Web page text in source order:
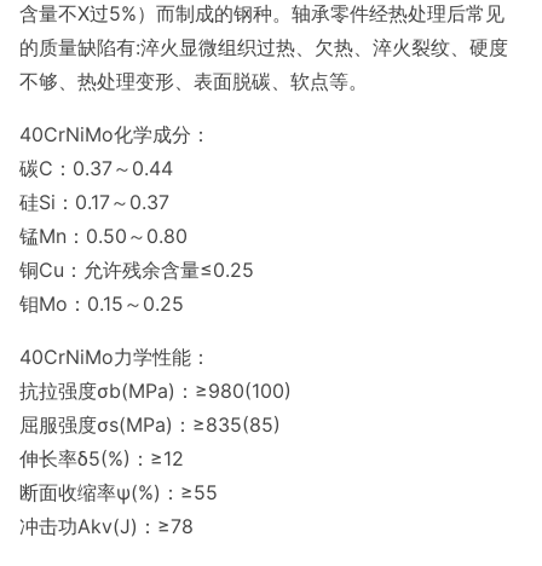
含量不X过5%）而制成的钢种。轴承零件经热处理后常见
的质量缺陷有:淬火显微组织过热、欠热、淬火裂纹、硬度
不够、热处理变形、表面脱碳、软点等。
40CrNiMo化学成分：
碳C：0.37～0.44
硅Si：0.17～0.37
锰Mn：0.50～0.80
铜Cu：允许残余含量≤0.25
钼Mo：0.15～0.25
40CrNiMo力学性能：
抗拉强度σb(MPa)：≥980(100)
屈服强度σs(MPa)：≥835(85)
伸长率δ5(%)：≥12
断面收缩率ψ(%)：≥55
冲击功Akv(J)：≥78